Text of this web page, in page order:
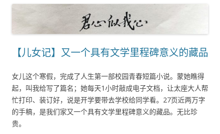
【儿女记】又一个具有文学里程碑意义的藏品
女儿这个寒假，完成了人生第一部校园青春短篇小说。蒙她瞧得
起，叫我给写了篇名；她每天1小时敲成电子文档，让太座大人帮
忙打印、装订好，说是开学要带去学校给同学看。27页近两万字
的手稿，是我们家又一个具有文学里程碑意义的藏品。无比珍
贵。